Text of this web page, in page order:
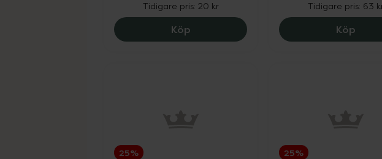
Tidigare pris: 20 kr
KöpFlux Tuggummi Fresh Fruit, 15 kr.
Tidigare pris: 63
KöpFlux
25% 25%